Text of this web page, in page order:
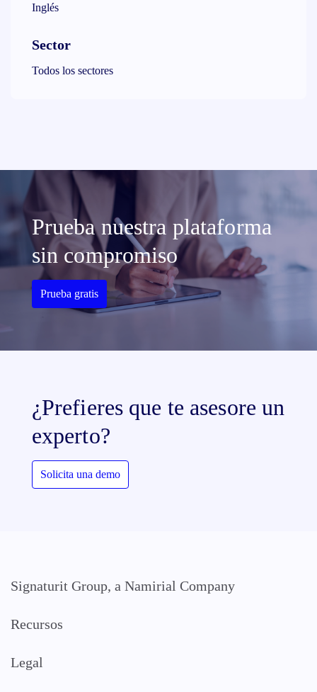
Inglés
Sector
Todos los sectores
Prueba nuestra plataforma
sin compromiso
Prueba gratis
¿Prefieres que te asesore un
experto?
Solicita una demo
Signaturit Group, a Namirial Company
Recursos
Legal